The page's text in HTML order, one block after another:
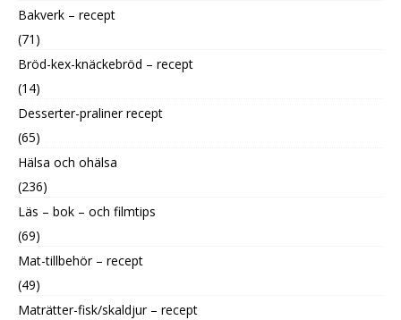
Bakverk – recept
(71)
Bröd-kex-knäckebröd – recept
(14)
Desserter-praliner recept
(65)
Hälsa och ohälsa
(236)
Läs – bok – och filmtips
(69)
Mat-tillbehör – recept
(49)
Maträtter-fisk/skaldjur – recept